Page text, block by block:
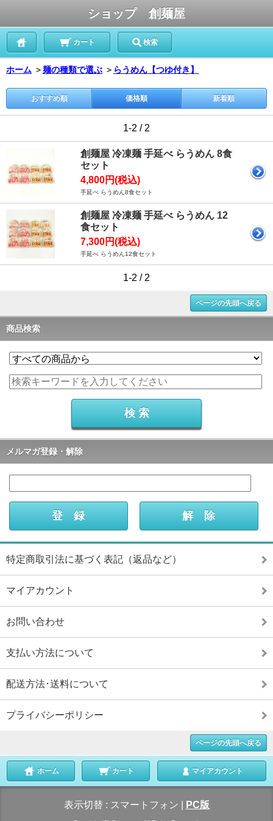
ショップ 創麺屋
カート 検索
ホーム ＞麺の種類で選ぶ ＞ らうめん【つゆ付き】
おすすめ順 価格順 新着順
1-2 / 2
創麺屋 冷凍麺 手延べ らうめん 8食
セット
4,800円(税込)
手延べ らうめん8食セット
創麺屋 冷凍麺 手延べ らうめん 12
食セット
7,300円(税込)
手延べ らうめん12食セット
1-2 / 2
ページの先頭へ戻る
商品検索
メルマガ登録・解除
特定商取引法に基づく表記（返品など）
マイアカウント
お問い合わせ
支払い方法について
配送方法･送料について
プライバシーポリシー
ページの先頭へ戻る
ホーム カート マイアカウント
表示切替 : スマートフォン PC版